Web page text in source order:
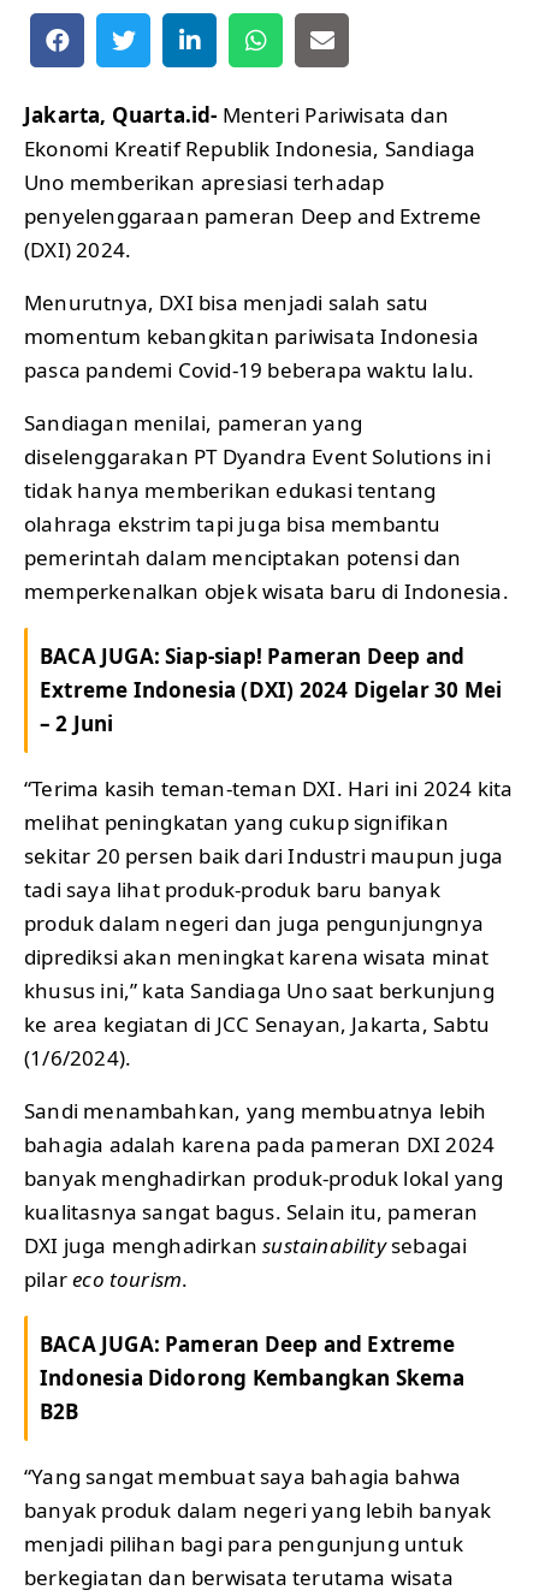
Jakarta, Quarta.id- Menteri Pariwisata dan
Ekonomi Kreatif Republik Indonesia, Sandiaga
Uno memberikan apresiasi terhadap
penyelenggaraan pameran Deep and Extreme
(DXI) 2024.
Menurutnya, DXI bisa menjadi salah satu
momentum kebangkitan pariwisata Indonesia
pasca pandemi Covid-19 beberapa waktu lalu.
Sandiagan menilai, pameran yang
diselenggarakan PT Dyandra Event Solutions ini
tidak hanya memberikan edukasi tentang
olahraga ekstrim tapi juga bisa membantu
pemerintah dalam menciptakan potensi dan
memperkenalkan objek wisata baru di Indonesia.
BACA JUGA:Siap-siap! Pameran Deep and
Extreme Indonesia (DXI) 2024 Digelar 30 Mei
– 2 Juni
“Terima kasih teman-teman DXI. Hari ini 2024 kita
melihat peningkatan yang cukup signifikan
sekitar 20 persen baik dari Industri maupun juga
tadi saya lihat produk-produk baru banyak
produk dalam negeri dan juga pengunjungnya
diprediksi akan meningkat karena wisata minat
khusus ini,” kata Sandiaga Uno saat berkunjung
ke area kegiatan di JCC Senayan, Jakarta, Sabtu
(1/6/2024).
Sandi menambahkan, yang membuatnya lebih
bahagia adalah karena pada pameran DXI 2024
banyak menghadirkan produk-produk lokal yang
kualitasnya sangat bagus. Selain itu, pameran
DXI juga menghadirkansustainabilitysebagai
pilareco tourism.
BACA JUGA: Pameran Deep and Extreme
Indonesia Didorong Kembangkan Skema
B2B
“Yang sangat membuat saya bahagia bahwa
banyak produk dalam negeri yang lebih banyak
menjadi pilihan bagi para pengunjung untuk
berkegiatan dan berwisata terutama wisata